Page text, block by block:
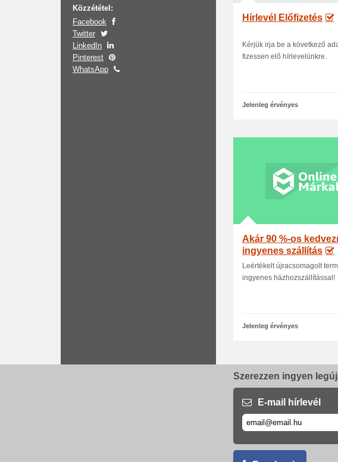
Közzététel:
Facebook
Twitter
LinkedIn
Pinterest
WhatsApp
Hírlevél Előfizetés
Kérjük irja be a következő
fizessen elő hírlevelünkre.
Jelenleg érvényes
Akár 90 %-os
ingyenes szállítás
Leértékelt újracsomagolt
ingyenes házhozszállítással!
Jelenleg érvényes
Szerezzen ingyen
E-mail hírlevél